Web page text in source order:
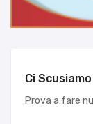
Ci
Prova a fare